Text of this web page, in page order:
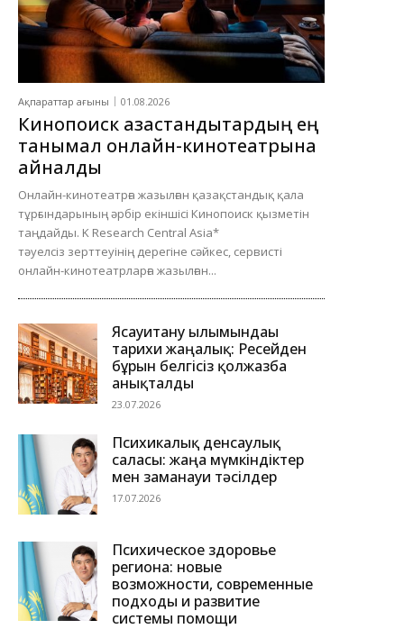
Ақпараттар ағыны 01.08.2026
Кинопоиск қазақстандықтардың ең
танымал онлайн-кинотеатрына
айналды
Онлайн-кинотеатрға жазылған қазақстандық қала
тұрғындарының әрбір екіншісі Кинопоиск қызметін
таңдайды. K Research Central Asia*
тәуелсіз зерттеуінің дерегіне сәйкес, сервисті
онлайн-кинотеатрларға жазылған...
Ясауитану ғылымындағы
тарихи жаңалық: Ресейден
бұрын белгісіз қолжазба
анықталды
23.07.2026
Психикалық денсаулық
саласы: жаңа мүмкіндіктер
мен заманауи тәсілдер
17.07.2026
Психическое здоровье
региона: новые
возможности, современные
подходы и развитие
системы помощи